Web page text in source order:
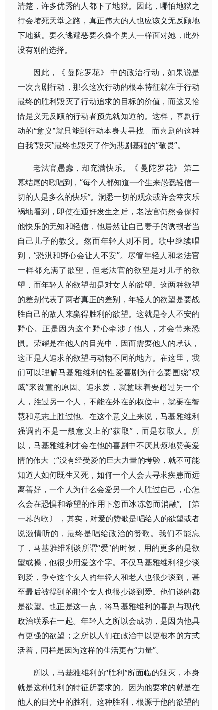
清楚，许多优秀的人都下了地狱。因此，哪怕地狱之
行会堵死天堂之路，真正伟大的人也应该义无反顾地
下地狱。要么逃避恶要么像个男人一样面对她，此外
没有别的选择。
因此，《 曼陀罗花》 中的政治行动，如果说是
一次喜剧行动，那么这次行动的根本特征就在于行动
最终的胜利毁灭了行动追求的目标的价值，而这又恰
恰是义无反顾的行动者预先就知道的。这样，喜剧行
动的“意义”就只能到行动本身去寻找。而喜剧的这种
自我“毁灭”最终也毁灭了作为悲剧基础的“敬畏”。
老法官愚蠢，却充满快乐。《 曼陀罗花》 第二
幕结尾的歌唱到，“每个人都知道一个生来愚蠢轻信一
切的人是多么的快乐”。洞悉一切的观众或许会幸灾乐
祸地看到，即使在通奸发生之后，老法官仍然会保持
他快乐的无知和轻信，他居然让自己妻子的诱拐者当
自己儿子的教父。然而年轻人则不同。歌中继续唱
到，“恐淇和野心会让人不安”。尽管年轻人和老法官
一样都充满了欲望，但老法官的欲望是对儿子的欲
望，而年轻人的欲望却是对女人的欲望。这两种欲望
的差别代表了两者真正的差别，年轻人的欲望是要战
胜自己的敌人来赢得胜利的欲望。这就是令人不安的
野心。正是因为这个野心牵涉了他人，才会带来恐
惧。荣耀是在他人的目光中，因而需要他人的承认，
这正是人追求的欲望与动物不同的地方。在这里，我
们可以理解马基雅维利的性爱喜剧为什么要围绕“权
威”来设置的原因。追求爱，就意味着要超过另一个
人，胜过另一个人，不能在外在的权位中，就要在智
慧和意志上胜过他。在这个意义上来说，马基雅维利
强调的不是一般意义上的“获取”，而是获取人。所
以，马基雅维利才会在他的喜剧中不厌其烦地赞美爱
情的伟大（“没有经受爱的巨大力量的考验，就不可能
知道人如何既生又死，如何一个人会去寻求疾患而远
离善好，一个人为什么会爱另一个人胜过自己，心怎
么会在恐惧和希望的作用下忽而冰冻忽而消融”, ［第
一幕的歌〕 ，其实，对爱的赞歌是唱给人的欲望或者
说激情听的，最终是唱给政治的赞歌。我们不能忘
了，马基雅维利谈所谓“爱”的时候，用的更多的是欲
望或操，他很少用爱这个字。不仅马基雅维利很少谈
到爱，争夺这个女人的年轻人和老人也很少谈到，甚
至最后被得到的那个女人也很少谈到爱。他们谈的都
是欲望。也正是这一点，将马基雅维利的喜剧与现代
政治联系在一起。年轻人之所以会成功，是因为他具
有更强的欲望；之所以人们在政治中以更根本的方式
活着，同样是因为这样的生活更有“力量”。
所以，马基雅维利的“胜利”所面临的毁灭，本身
就是这种胜利的特征所要求的。因为他要求的就是在
他人的目光中的胜利。这种胜利，根源于他的欲望的